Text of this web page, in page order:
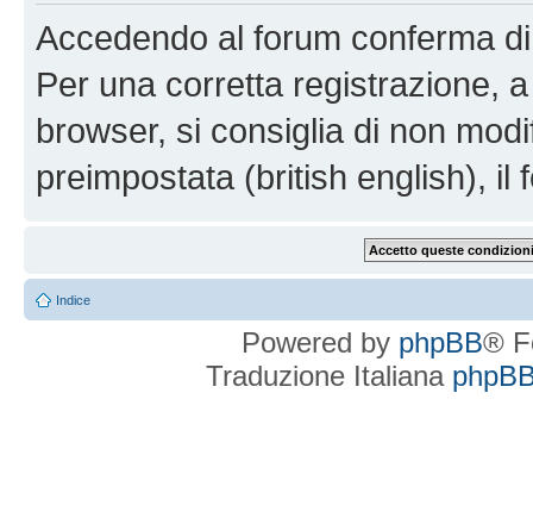
Accedendo al forum conferma
Per una corretta registrazione,
browser, si consiglia di non
preimpostata (british english), il
Indice
Powered by phpBB®
Traduzione Italiana